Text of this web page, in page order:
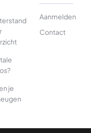
je
Aanmelden
Contact